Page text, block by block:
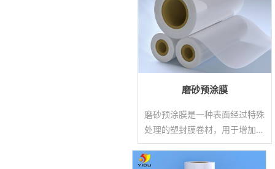
磨砂预涂膜
磨砂预涂膜是一种表面经过特殊
处理的塑封膜卷材，用于增加覆
膜后印刷物表面的磨砂、哑面效
果，与高透预涂膜相比具有不反